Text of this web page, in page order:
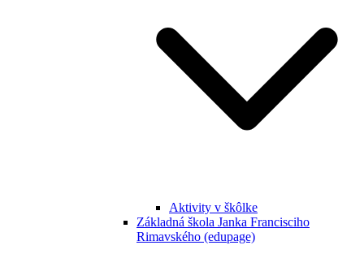
Aktivity v škôlke
Základná škola Janka Francisciho
Rimavského (edupage)